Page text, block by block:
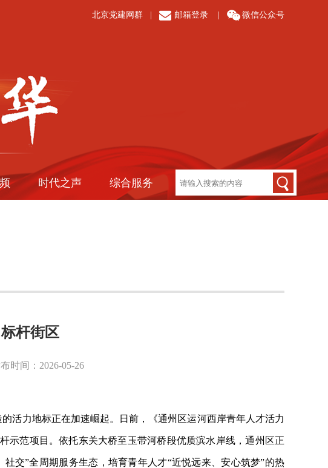
北京党建网群 邮箱登录 微信公众号
时代之声 综合服务
杆街区
间：2026-05-26
活力地标正在加速崛起。日前，《通州区运河西岸青年人才活力
示范项目。依托东关大桥至玉带河桥段优质滨水岸线，通州区正
交”全周期服务生态，培育青年人才“近悦远来、安心筑梦”的热